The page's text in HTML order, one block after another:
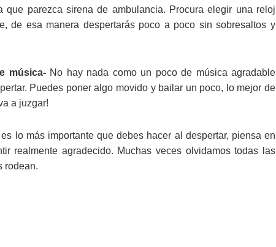
que parezca sirena de ambulancia. Procura elegir una reloj
de esa manera despertarás poco a poco sin sobresaltos y
música- No hay nada como un poco de música agradable
Puedes poner algo movido y bailar un poco, lo mejor de
a juzgar!
lo más importante que debes hacer al despertar, piensa en
realmente agradecido. Muchas veces olvidamos todas las
rodean.